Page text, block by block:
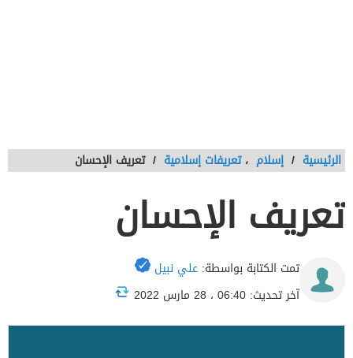
الرئيسية / إسلام ،تعريفات إسلامية / تعريف الإحسان
تعريف الإحسان
تمت الكتابة بواسطة: علي نبيل
آخر تحديث: 06:40 ، 28 مارس 2022